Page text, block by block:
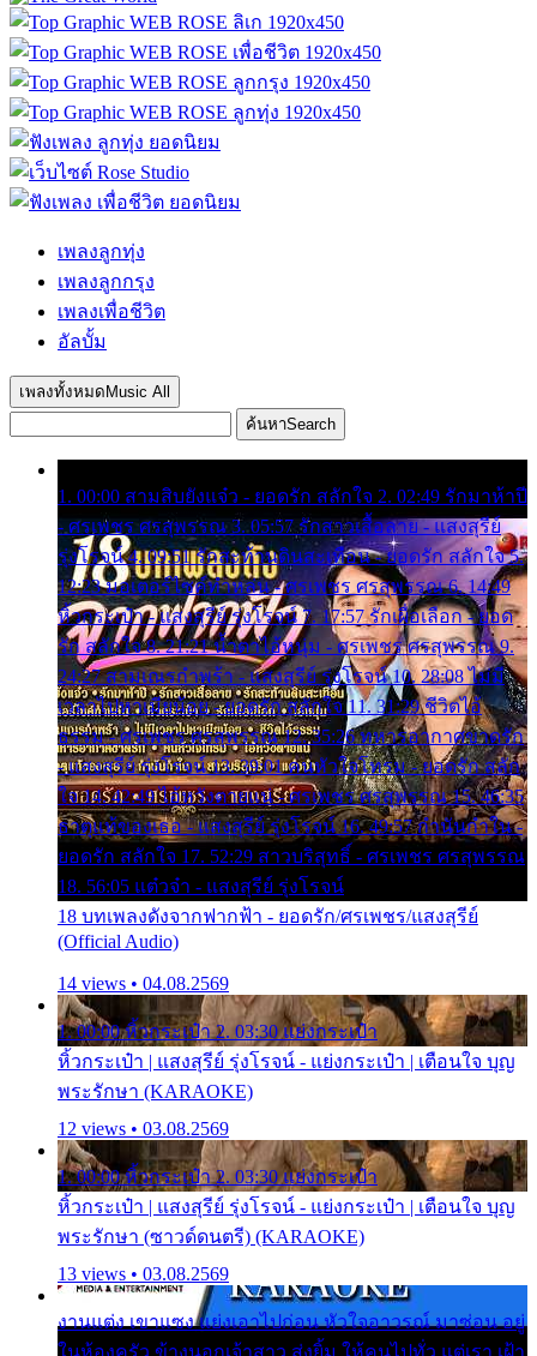
เพลงลูกทุ่ง
เพลงลูกกรุง
เพลงเพื่อชีวิต
อัลบั้ม
เพลงทั้งหมด Music All
ค้นหาSearch
1. 00:00 สามสิบยังแจ๋ว - ยอดรัก สลักใจ 2. 02:49 รักมาห้าปี
- ศรเพชร ศรสุพรรณ 3. 05:57 รักสาวเสื้อลาย - แสงสุรีย์
รุ่งโรจน์ 4. 09:51 รักสะท้านดินสะเทือน - ยอดรัก สลักใจ 5.
12:23 มอเตอร์ไซค์ทำหล่น - ศรเพชร ศรสุพรรณ 6. 14:49
หิ้วกระเป๋า - แสงสุรีย์ รุ่งโรจน์ 7. 17:57 รักเผื่อเลือก - ยอด
รัก สลักใจ 8. 21:21 น้ำตาไอ้หนุ่ม - ศรเพชร ศรสุพรรณ 9.
24:27 สามเณรกำพร้า - แสงสุรีย์ รุ่งโรจน์ 10. 28:08 ไม่มี
เวลาไปหาเมียน้อย - ยอดรัก สลักใจ 11. 31:29 ชีวิตไอ้
ธรรม - ศรเพชร ศรสุพรรณ 12. 35:26 ทหารอากาศขาดรัก
- แสงสุรีย์ รุ่งโรจน์ 13. 39:01 คนหัวใจโทรม - ยอดรัก สลัก
ใจ 14. 42:49 ไอ้หวังตายแน่ - ศรเพชร ศรสุพรรณ 15. 46:35
ธาตุแท้ของเธอ - แสงสุรีย์ รุ่งโรจน์ 16. 49:57 กำนันกำใน -
ยอดรัก สลักใจ 17. 52:29 สาวบริสุทธิ์ - ศรเพชร ศรสุพรรณ
18. 56:05 แต๋วจ๋า - แสงสุรีย์ รุ่งโรจน์
18 บทเพลงดังจากฟากฟ้า - ยอดรัก/ศรเพชร/แสงสุรีย์
(Official Audio)
14 views • 04.08.2569
1. 00:00 หิ้วกระเป๋า 2. 03:30 แย่งกระเป๋า
หิ้วกระเป๋า | แสงสุรีย์ รุ่งโรจน์ - แย่งกระเป๋า | เตือนใจ บุญ
พระรักษา (KARAOKE)
12 views • 03.08.2569
1. 00:00 หิ้วกระเป๋า 2. 03:30 แย่งกระเป๋า
หิ้วกระเป๋า | แสงสุรีย์ รุ่งโรจน์ - แย่งกระเป๋า | เตือนใจ บุญ
พระรักษา (ซาวด์ดนตรี) (KARAOKE)
13 views • 03.08.2569
งานแต่ง เขาแซง แย่งเอาไปก่อน หัวใจอาวรณ์ มาซ่อน อยู่
ในห้องครัว ข้างนอกเจ้าสาว ส่งยิ้ม ให้คนไปทั่ว แต่เรา เฝ้า